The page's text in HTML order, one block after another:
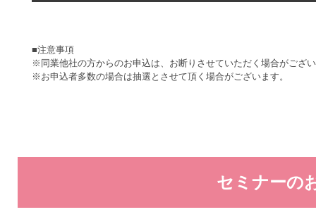
■注意事項
※同業他社の方からのお申込は、お断りさせていただく場合がござ
※お申込者多数の場合は抽選とさせて頂く場合がございます。
セミナーの